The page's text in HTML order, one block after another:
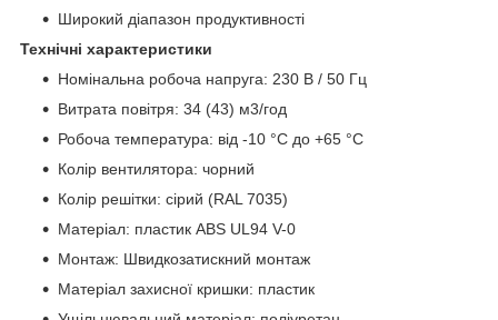
Широкий діапазон продуктивності
Технічні характеристики
Номінальна робоча напруга: 230 В / 50 Гц
Витрата повітря: 34 (43) м3/год
Робоча температура: від -10 °C до +65 °C
Колір вентилятора: чорний
Колір решітки: сірий (RAL 7035)
Матеріал: пластик ABS UL94 V-0
Монтаж: Швидкозатискний монтаж
Матеріал захисної кришки: пластик